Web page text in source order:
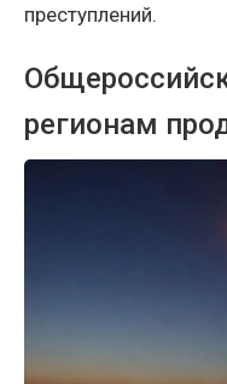
преступлений.
регионам